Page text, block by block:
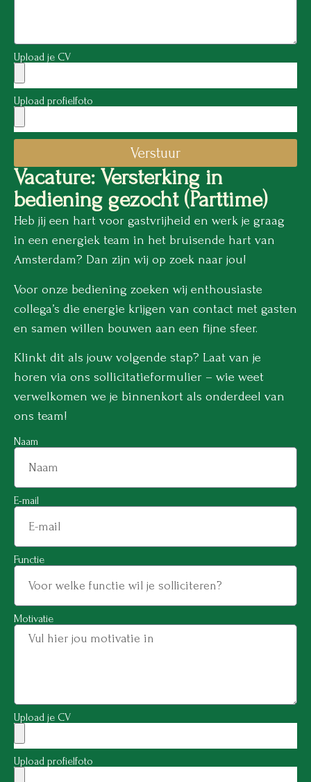
Upload je CV
Upload profielfoto
Verstuur
Vacature: Versterking in
bediening gezocht (Parttime)
Heb jij een hart voor gastvrijheid en werk je graag
in een energiek team in het bruisende hart van
Amsterdam? Dan zijn wij op zoek naar jou!
Voor onze bediening zoeken wij enthousiaste
collega’s die energie krijgen van contact met gasten
en samen willen bouwen aan een fijne sfeer.
Klinkt dit als jouw volgende stap? Laat van je
horen via ons sollicitatieformulier – wie weet
verwelkomen we je binnenkort als onderdeel van
ons team!
Naam
E-mail
Functie
Motivatie
Upload je CV
Upload profielfoto